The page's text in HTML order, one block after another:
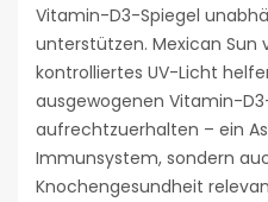
Vitamin-D3-Spiegel
unterstützen. Mexican Sun
kontrolliertes UV-Licht
ausgewogenen Vitamin-
aufrechtzuerhalten – ein
Immunsystem, sondern
Knochengesundheit